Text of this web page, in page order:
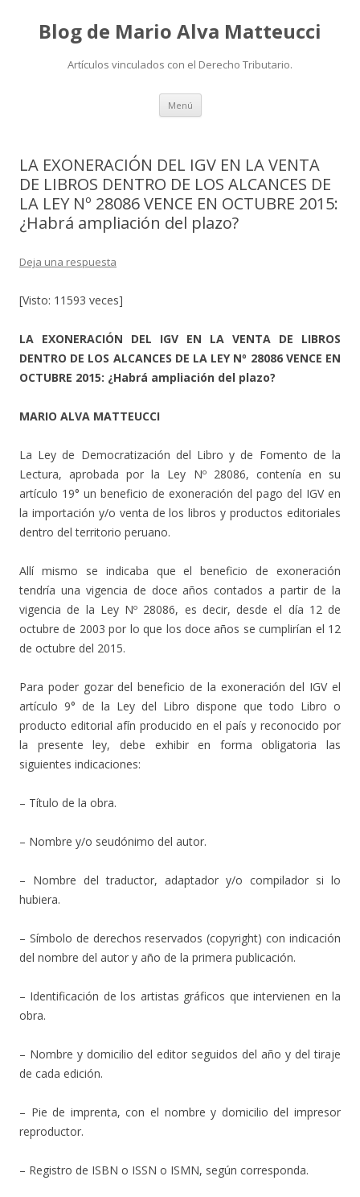
Blog de Mario Alva Matteucci
Artículos vinculados con el Derecho Tributario.
Menú Ir
contenido
LA EXONERACIÓN DEL IGV EN LA VENTA
DE LIBROS DENTRO DE LOS ALCANCES DE
LA LEY Nº 28086 VENCE EN OCTUBRE 2015:
¿Habrá ampliación del plazo?
Deja una respuesta
[Visto: 11593 veces]
LA EXONERACIÓN DEL IGV EN LA VENTA DE LIBROS
DENTRO DE LOS ALCANCES DE LA LEY Nº 28086 VENCE EN
OCTUBRE 2015: ¿Habrá ampliación del plazo?
MARIO ALVA MATTEUCCI
La Ley de Democratización del Libro y de Fomento de la
Lectura, aprobada por la Ley Nº 28086, contenía en su
artículo 19° un beneficio de exoneración del pago del IGV en
la importación y/o venta de los libros y productos editoriales
dentro del territorio peruano.
Allí mismo se indicaba que el beneficio de exoneración
tendría una vigencia de doce años contados a partir de la
vigencia de la Ley Nº 28086, es decir, desde el día 12 de
octubre de 2003 por lo que los doce años se cumplirían el 12
de octubre del 2015.
Para poder gozar del beneficio de la exoneración del IGV el
artículo 9° de la Ley del Libro dispone que todo Libro o
producto editorial afín producido en el país y reconocido por
la presente ley, debe exhibir en forma obligatoria las
siguientes indicaciones:
– Título de la obra.
– Nombre y/o seudónimo del autor.
– Nombre del traductor, adaptador y/o compilador si lo
hubiera.
– Símbolo de derechos reservados (copyright) con indicación
del nombre del autor y año de la primera publicación.
– Identificación de los artistas gráficos que intervienen en la
obra.
– Nombre y domicilio del editor seguidos del año y del tiraje
de cada edición.
– Pie de imprenta, con el nombre y domicilio del impresor
reproductor.
– Registro de ISBN o ISSN o ISMN, según corresponda.